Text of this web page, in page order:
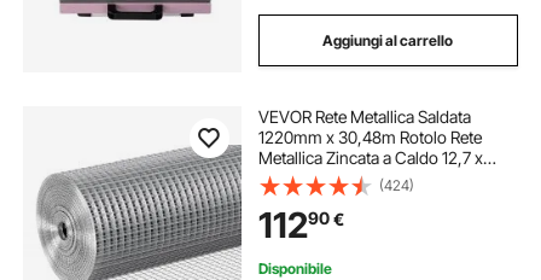
pressa a caldo per vinile
pressa a caldo su vinile pressa a caldo 8 1
Aggiungi al carrello
VEVOR Rete Metallica Saldata
1220mm x 30,48m Rotolo Rete
Metallica Zincata a Caldo 12,7 x
12,7mm Maglia Calibro 19
Recinzione in Filo per Polli per
Gabbie per Conigli, Giardino,
Piccoli Roditori
(424)
11290€
Disponibile